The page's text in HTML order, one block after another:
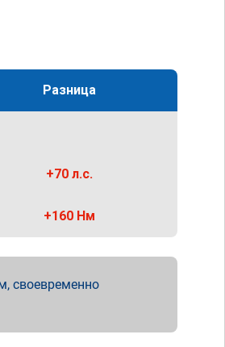
Разница
+70 л.с.
+160 Нм
своевременно